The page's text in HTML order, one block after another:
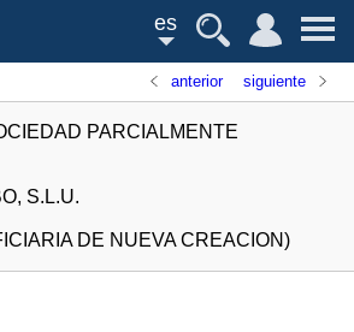
es
anterior siguiente
PARCIALMENTE
S.L.U.
DE NUEVA CREACION)